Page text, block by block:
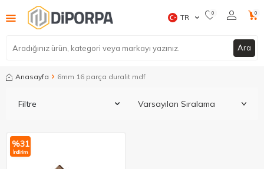
Ara
TR 0 0
Anasayfa 6mm 16 parça duralit mdf
Filtre
%31
İndirim